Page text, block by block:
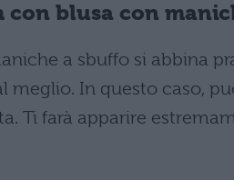
con blusa con
a sbuffo si abbina
meglio. In questo caso,
Ti farà apparire